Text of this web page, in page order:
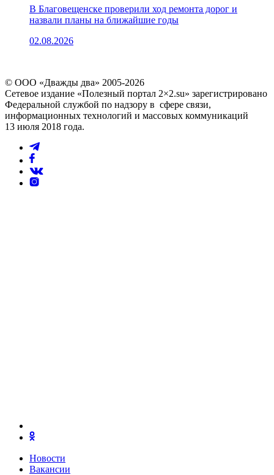
В Благовещенске проверили ход ремонта дорог и
назвали планы на ближайшие годы
02.08.2026
© ООО «Дважды два» 2005-2026
Сетевое издание «Полезный портал 2×2.su» зарегистрировано
Федеральной службой по надзору в сфере связи,
информационных технологий и массовых коммуникаций
13 июля 2018 года.
Новости
Вакансии